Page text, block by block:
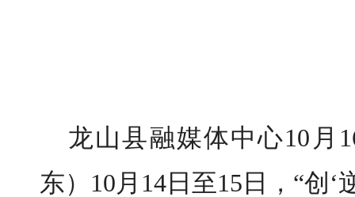
龙山县融媒体中心10月
东） 10月14日至15日，“创